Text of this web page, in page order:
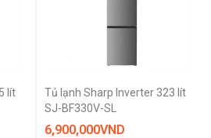
lít
Tủ lạnh Sharp Inverter 323 lít
SJ-BF330V-SL
6,900,000VND
Mutil Door